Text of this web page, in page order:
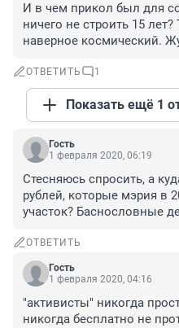
И в чем прикол был для
ничего не строить 15
наверное космический.
ОТВЕТИТЬ 1
Показать ещё 1
Гость
1 февраля 2020, 06:19
Стесняюсь спросить, а
рублей, которые мэрия в
участок? Баснословные
ОТВЕТИТЬ
Гость
1 февраля 2020, 04:16
"активисты" никогда
никогда бесплатно не